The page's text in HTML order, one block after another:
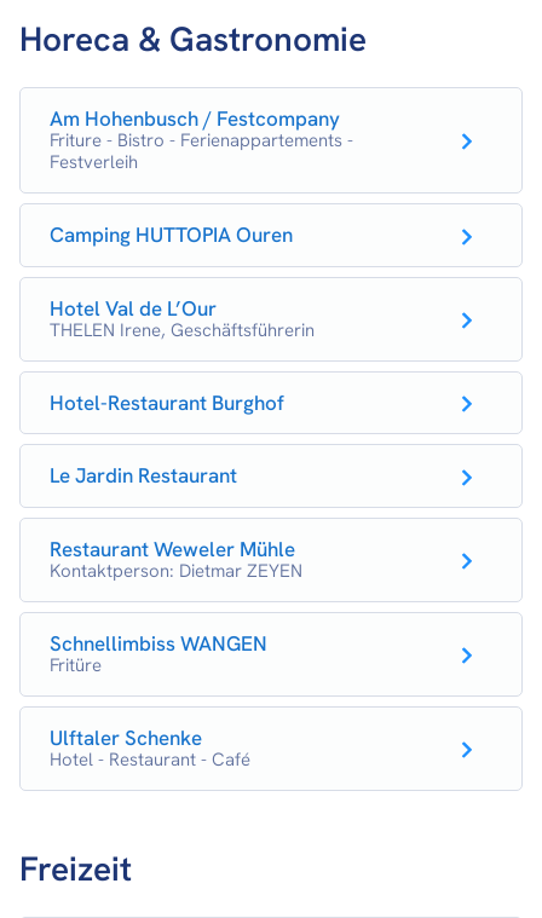
Horeca & Gastronomie
Am Hohenbusch / Festcompany
Friture - Bistro - Ferienappartements -
Festverleih
Camping HUTTOPIA Ouren
Hotel Val de L’Our
THELEN Irene, Geschäftsführerin
Hotel-Restaurant Burghof
Le Jardin Restaurant
Restaurant Weweler Mühle
Kontaktperson: Dietmar ZEYEN
Schnellimbiss WANGEN
Fritüre
Ulftaler Schenke
Hotel - Restaurant - Café
Freizeit